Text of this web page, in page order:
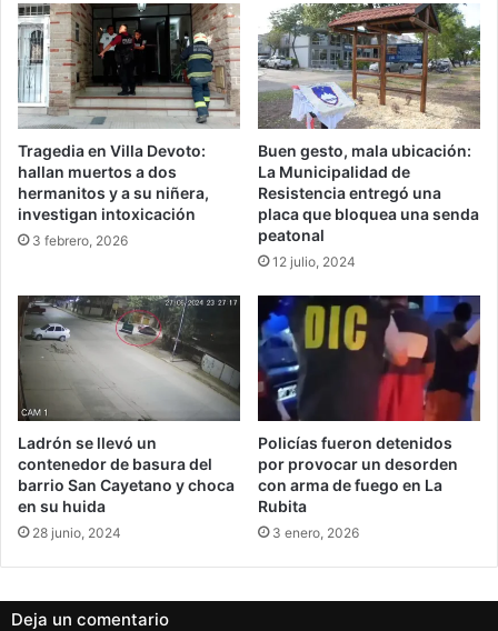
Tragedia en Villa Devoto:
hallan muertos a dos
hermanitos y a su niñera,
investigan intoxicación
3 febrero, 2026
Buen gesto, mala ubicación:
La Municipalidad de
Resistencia entregó una
placa que bloquea una senda
peatonal
12 julio, 2024
Ladrón se llevó un
contenedor de basura del
barrio San Cayetano y choca
en su huida
28 junio, 2024
Policías fueron detenidos
por provocar un desorden
con arma de fuego en La
Rubita
3 enero, 2026
Deja un comentario